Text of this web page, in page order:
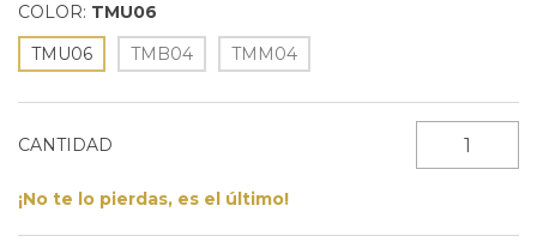
COLOR: TMU06
TMU06
TMB04 TMM04
CANTIDAD
¡No te lo pierdas, es el último!